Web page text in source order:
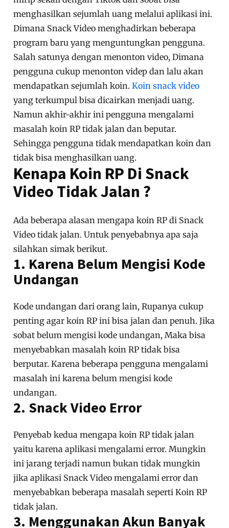
menghasilkan sejumlah uang melalui aplikasi ini.
Dimana Snack Video menghadirkan beberapa
program baru yang menguntungkan pengguna.
Salah satunya dengan menonton video, Dimana
pengguna cukup menonton videp dan lalu akan
mendapatkan sejumlah koin.Koin snack video
yang terkumpul bisa dicairkan menjadi uang.
Namun akhir-akhir ini pengguna mengalami
masalah koin RP tidak jalan dan beputar.
Sehingga pengguna tidak mendapatkan koin dan
tidak bisa menghasilkan uang.
Kenapa Koin RP Di Snack
Video Tidak Jalan ?
Ada beberapa alasan mengapa koin RP di Snack
Video tidak jalan. Untuk penyebabnya apa saja
silahkan simak berikut.
1. Karena Belum Mengisi Kode
Undangan
Kode undangan dari orang lain, Rupanya cukup
penting agar koin RP ini bisa jalan dan penuh. Jika
sobat belum mengisi kode undangan, Maka bisa
menyebabkan masalah koin RP tidak bisa
berputar. Karena beberapa pengguna mengalami
masalah ini karena belum mengisi kode
undangan.
2. Snack Video Error
Penyebab kedua mengapa koin RP tidak jalan
yaitu karena aplikasi mengalami error. Mungkin
ini jarang terjadi namun bukan tidak mungkin
jika aplikasi Snack Video mengalami error dan
menyebabkan beberapa masalah seperti Koin RP
tidak jalan.
3. Menggunakan Akun Banyak